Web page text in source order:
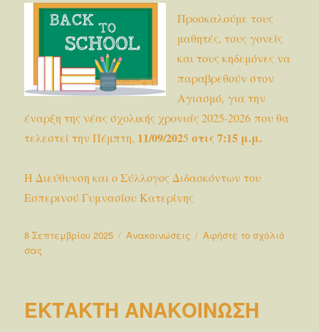
Προσκαλούμε τους
μαθητές, τους γονείς
και τους κηδεμόνες να
παραβρεθούν στον
Αγιασμό, για την
έναρξη της νέας σχολικής χρονιάς 2025-2026 που θα
τελεστεί την Πέμπτη, 11/09/2025στις 7:15 μ.μ.
Η Διεύθυνση και ο Σύλλογος Διδασκόντων του
Εσπερινού Γυμνασίου Κατερίνης
Δημοσιεύτηκε
την
8 Σεπτεμβρίου 2025 Κατηγορίες
Ανακοινώσεις
Αφήστε το σχόλιό
σας
ΕΚΤΑΚΤΗ ΑΝΑΚΟΙΝΩΣΗ